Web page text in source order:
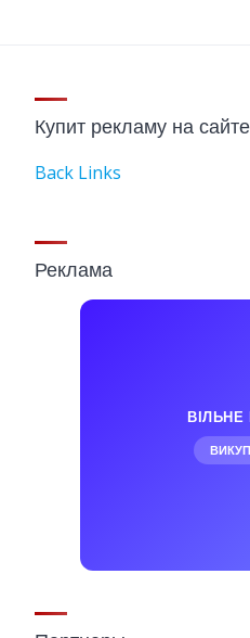
Купит рекламу на
Back Links
Реклама
ВІЛЬНЕ